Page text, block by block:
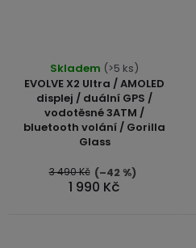
EVOLVE X2 Ultra / AMOLED
displej / duální GPS /
vodotěsné 3ATM /
bluetooth volání / Gorilla
Glass
Skladem (>5 ks)
1 990 Kč
3 490 Kč (–42 %)